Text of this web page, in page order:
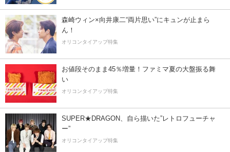
森崎ウィン×向井康二“両片思い”にキュンが止まら
ん！
オリコンタイアップ特集
お値段そのまま45％増量！ファミマ夏の大盤振る舞
い
オリコンタイアップ特集
SUPER★DRAGON、自ら描いた”レトロフューチャ
ー”
オリコンタイアップ特集